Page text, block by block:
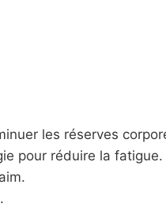
les réserves
pour réduire la fatigue.